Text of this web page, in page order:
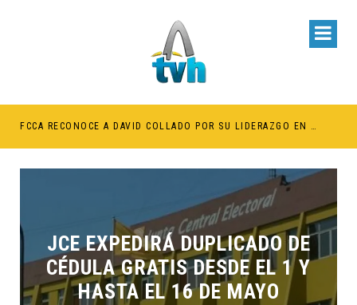
FCCA RECONOCE A DAVID COLLADO POR SU LIDERAZGO EN EL CRECIMIENTO DE LA INDUSTRIA DE CRUCEROS EN RD
JCE EXPEDIRÁ DUPLICADO DE
CÉDULA GRATIS DESDE EL 1 Y
HASTA EL 16 DE MAYO